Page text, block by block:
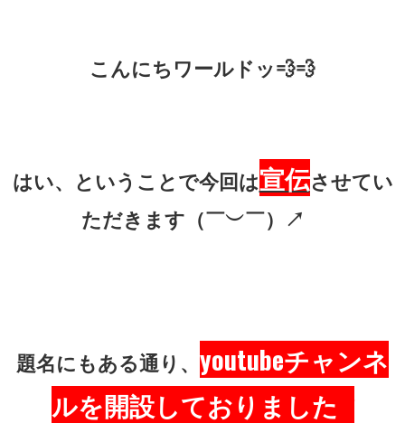
こんにちワールドッ💨💨
はい、ということで今回は宣伝させてい
ただきます（￣︶￣）↗ ​​​​​​
題名にもある通り、 youtubeチャンネ
ルを開設しておりました